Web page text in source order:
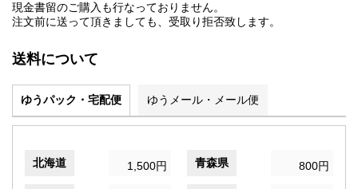
現金書留のご購入も行なっておりません。
注文前に送って頂きましても、受取り拒否致します。
送料について
ゆうパック・宅配便 ゆうメール・メール便
北海道 1,500円 青森県 800円